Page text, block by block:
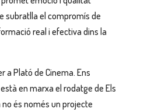
subratlla el compromís de
real i efectiva dins la
a Plató de Cinema. Ens
en marxa el rodatge de Els
no és només un projecte